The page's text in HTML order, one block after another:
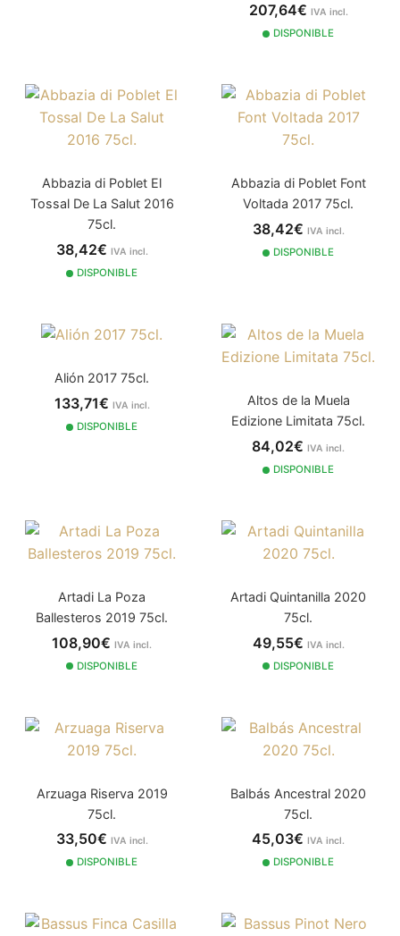
207,64€ IVA incl.
DISPONIBLE
Abbazia di Poblet El
Tossal De La Salut 2016
75cl.
38,42€ IVA incl.
DISPONIBLE
Abbazia di Poblet Font
Voltada 2017 75cl.
38,42€ IVA incl.
DISPONIBLE
Alión 2017 75cl.
133,71€ IVA incl.
DISPONIBLE
Altos de la Muela
Edizione Limitata 75cl.
84,02€ IVA incl.
DISPONIBLE
Artadi La Poza
Ballesteros 2019 75cl.
108,90€ IVA incl.
DISPONIBLE
Artadi Quintanilla 2020
75cl.
49,55€ IVA incl.
DISPONIBLE
Arzuaga Riserva 2019
75cl.
33,50€ IVA incl.
DISPONIBLE
Balbás Ancestral 2020
75cl.
45,03€ IVA incl.
DISPONIBLE